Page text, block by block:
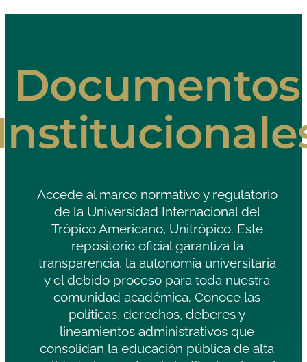
Documentos
Accede al marco normativo y regulatorio
de la Universidad Internacional del
Trópico Americano, Unitrópico. Este
repositorio oficial garantiza la
transparencia, la autonomía universitaria
y el debido proceso para toda nuestra
comunidad académica. Conoce las
políticas, derechos, deberes y
lineamientos administrativos que
consolidan la educación pública de alta